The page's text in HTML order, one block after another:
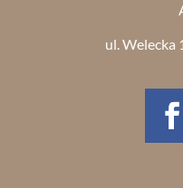
ul. Welecka